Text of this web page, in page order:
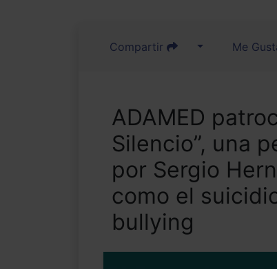
Compartir Me
ADAMED
Silencio”, una
por Sergio
como el
bullying